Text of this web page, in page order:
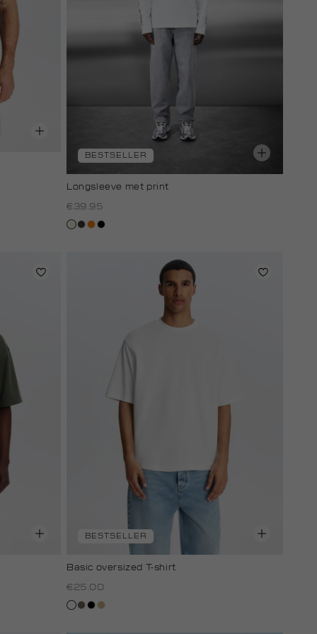
BESTSELLER
Longsleeve met print
€39.95
wit,choco
oranje
zwart
BESTSELLER
Basic oversized T-shirt
€25.00
witlichtbruin
zwart
tan